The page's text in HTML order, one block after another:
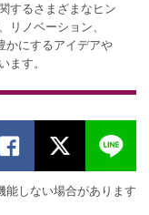
するさまざまなヒン
リノベーション、
かにするアイデアや
ます。
能しない場合があります